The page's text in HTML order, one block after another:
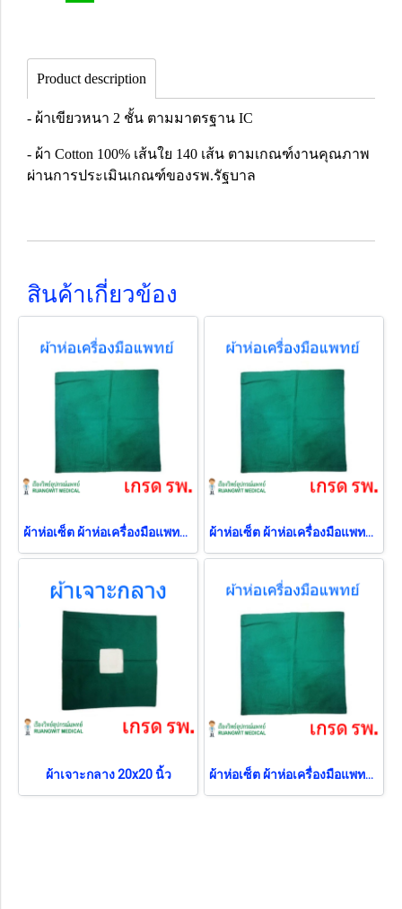
Product description
- ผ้าเขียวหนา 2 ชั้น ตามมาตรฐาน IC
- ผ้า Cotton 100% เส้นใย 140 เส้น ตามเกณฑ์งานคุณภาพ
ผ่านการประเมินเกณฑ์ของรพ.รัฐบาล
สินค้าเกี่ยวข้อง
ผ้าห่อเซ็ต ผ้าห่อเครื่องมือแพทย์ 24x24 นิ้ว ผ้าห่อเซ็ต ผ้าห่อเครื่องมือแพทย์ 36x36 นิ้ว
ผ้าเจาะกลาง 20x20 นิ้ว ผ้าห่อเซ็ต ผ้าห่อเครื่องมือแพทย์ 30x30 นิ้ว